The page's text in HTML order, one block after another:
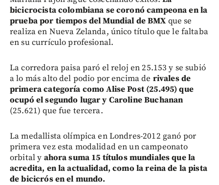
bicicrocista colombiana se coronó campeona en la
prueba por tiempos del Mundial de BMX que se
realiza en Nueva Zelanda, único título que le faltaba
en su currículo profesional.
La corredora paisa paró el reloj en 25.153 y se subió
a lo más alto del podio por encima de rivales de
primera categoría como Alise Post (25.495) que
ocupó el segundo lugar y Caroline Buchanan
(25.621) que fue tercera.
La medallista olímpica en Londres-2012 ganó por
primera vez esta modalidad en un campeonato
orbital y ahora suma 15 títulos mundiales que la
acredita, en la actualidad, como la reina de la pista
de bicicrós en el mundo.